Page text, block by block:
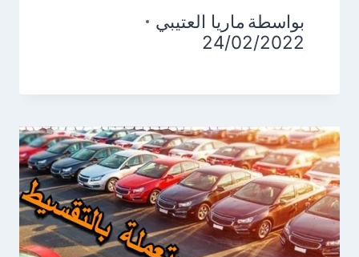
بواسطة ماريا العتيبي
24/02/2022